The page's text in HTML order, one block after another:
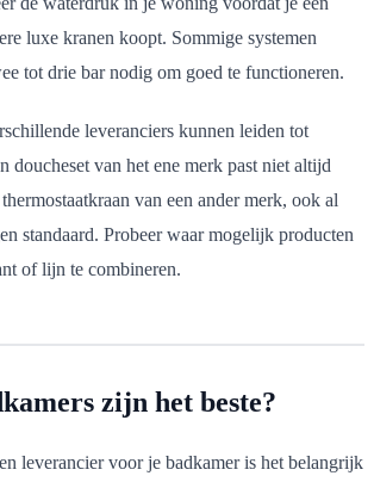
luxe kranen koopt. Sommige systemen
tot drie bar nodig om goed te functioneren.
leveranciers kunnen leiden tot
doucheset van het ene merk past niet altijd
van een ander merk, ook al
standaard. Probeer waar mogelijk producten
of lijn te combineren.
zijn het beste?
leverancier voor je badkamer is het belangrijk